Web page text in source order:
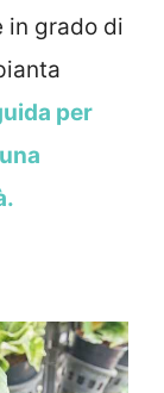
in grado di
per